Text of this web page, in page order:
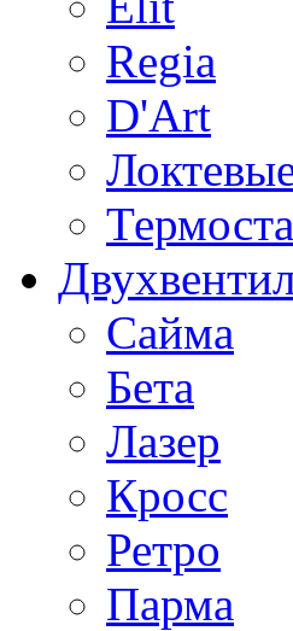
Regia
D'Art
Сайма
Бета
Лазер
Кросс
Ретро
Парма